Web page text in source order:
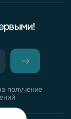
получение